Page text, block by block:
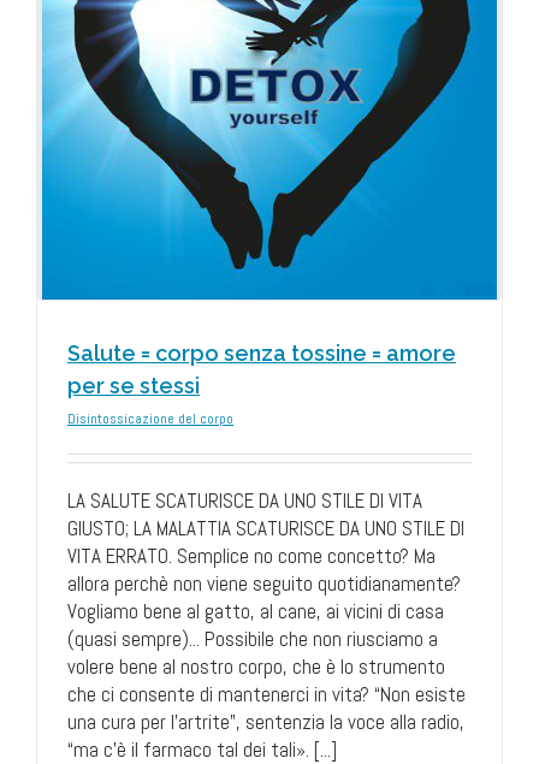
Salute = corpo senza tossine = amore
per se stessi
Disintossicazione del corpo
LA SALUTE SCATURISCE DA UNO STILE DI VITA
GIUSTO; LA MALATTIA SCATURISCE DA UNO STILE DI
VITA ERRATO. Semplice no come concetto? Ma
allora perchè non viene seguito quotidianamente?
Vogliamo bene al gatto, al cane, ai vicini di casa
(quasi sempre)... Possibile che non riusciamo a
volere bene al nostro corpo, che è lo strumento
che ci consente di mantenerci in vita? “Non esiste
una cura per l’artrite”, sentenzia la voce alla radio,
“ma c’è il farmaco tal dei tali». [...]